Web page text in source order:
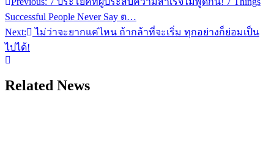
แนะแนว
เรื่อง
Successful People Never Say ต…
Next:
ไม่ว่าจะยากแค่ไหน ถ้ากล้าที่จะเริ่ม ทุกอย่างก็ย่อมเป็น
ไปได้!
Related News